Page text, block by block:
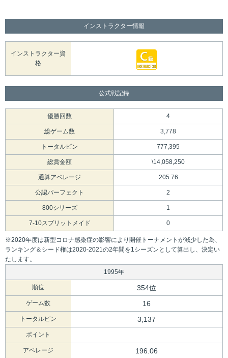
インストラクター情報
インストラクター資
格
公式戦記録
優勝回数 4
総ゲーム数 3,778
トータルピン 777,395
総賞金額 \14,058,250
通算アベレージ 205.76
公認パーフェクト 2
800シリーズ 1
7-10スプリットメイド 0
※2020年度は新型コロナ感染症の影響により開催トーナメントが減少した為、
ランキング＆シード権は2020-2021の2年間を1シーズンとして算出し、決定い
たします。
1995年
順位 354位
ゲーム数 16
トータルピン 3,137
ポイント
アベレージ 196.06